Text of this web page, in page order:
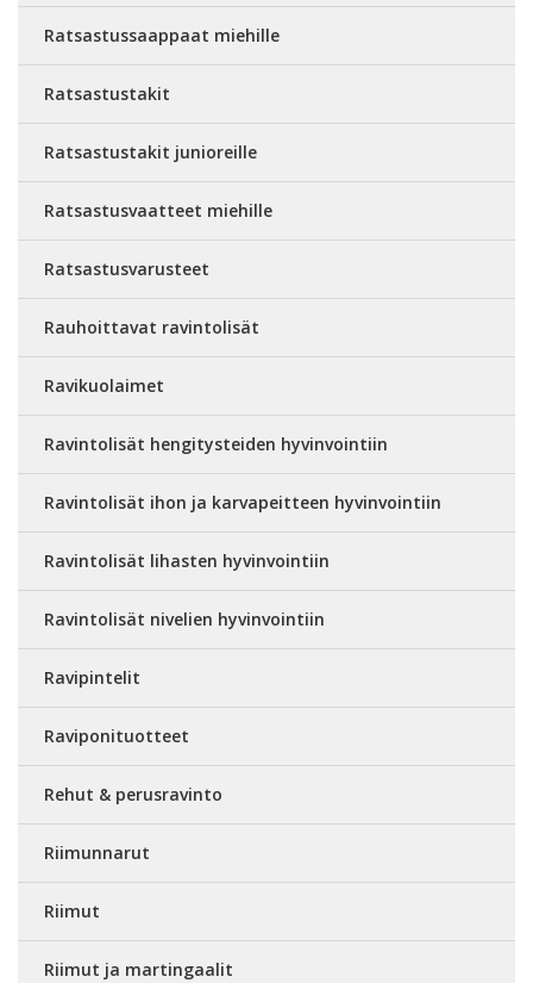
Ratsastussaappaat miehille
Ratsastustakit
Ratsastustakit junioreille
Ratsastusvaatteet miehille
Ratsastusvarusteet
Rauhoittavat ravintolisät
Ravikuolaimet
Ravintolisät hengitysteiden hyvinvointiin
Ravintolisät ihon ja karvapeitteen hyvinvointiin
Ravintolisät lihasten hyvinvointiin
Ravintolisät nivelien hyvinvointiin
Ravipintelit
Raviponituotteet
Rehut & perusravinto
Riimunnarut
Riimut
Riimut ja martingaalit